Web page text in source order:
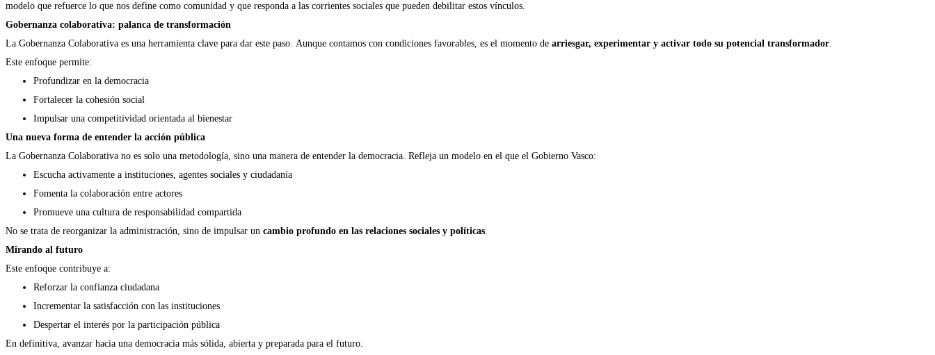
modelo que refuerce lo que nos define como comunidad y que responda a las corrientes sociales que pueden debilitar estos vínculos.
Gobernanza colaborativa: palanca de transformación
La Gobernanza Colaborativa es una herramienta clave para dar este paso. Aunque contamos con condiciones favorables, es el momento de arriesgar, experimentar y activar todo su potencial transformador
Este enfoque permite:
Profundizar en la democracia
Fortalecer la cohesión social
Impulsar una competitividad orientada al bienestar
Una nueva forma de entender la acción pública
La Gobernanza Colaborativa no es solo una metodología, sino una manera de entender la democracia. Refleja un modelo en el que el Gobierno Vasco:
Escucha activamente a instituciones, agentes sociales y ciudadanía
Fomenta la colaboración entre actores
Promueve una cultura de responsabilidad compartida
No se trata de reorganizar la administración, sino de impulsar un cambio profundo en las relaciones sociales y políticas
Mirando al futuro
Este enfoque contribuye a:
Reforzar la confianza ciudadana
Incrementar la satisfacción con las instituciones
Despertar el interés por la participación pública
En definitiva, avanzar hacia una democracia más sólida, abierta y preparada para el futuro.